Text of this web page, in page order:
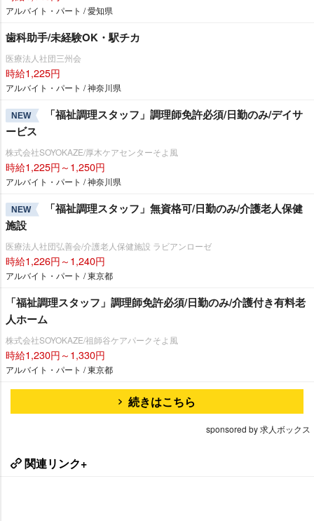
アルバイト・パート / 愛知県
歯科助手/未経験OK・駅チカ
医療法人社団三州会
時給1,225円
アルバイト・パート / 神奈川県
NEW
「福祉調理スタッフ」調理師免許必須/日勤のみ/デイサ
ービス
株式会社SOYOKAZE/厚木ケアセンターそよ風
時給1,225円～1,250円
アルバイト・パート / 神奈川県
NEW
「福祉調理スタッフ」無資格可/日勤のみ/介護老人保健
施設
医療法人社団弘善会/介護老人保健施設 ラビアンローゼ
時給1,226円～1,240円
アルバイト・パート / 東京都
「福祉調理スタッフ」調理師免許必須/日勤のみ/介護付き有料老
人ホーム
株式会社SOYOKAZE/祖師谷ケアパークそよ風
時給1,230円～1,330円
アルバイト・パート / 東京都
続きはこちら
sponsored by 求人ボックス
関連リンク+